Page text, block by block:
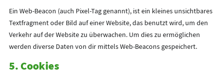
Ein Web-Beacon (auch Pixel-Tag genannt), ist ein kleines unsichtbares
Textfragment oder Bild auf einer Website, das benutzt wird, um den
Verkehr auf der Website zu überwachen. Um dies zu ermöglichen
werden diverse Daten von dir mittels Web-Beacons gespeichert.
5. Cookies